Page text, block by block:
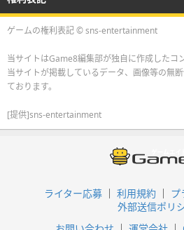
ゲームの権利表記 © sns-entertainment
当サイトはGame8編集部が独自に作成したコ
当サイトが掲載しているデータ、画像等の無
ております。
[提供]sns-entertainment
ライター応募 利用規約
プ
外部送信ポリ